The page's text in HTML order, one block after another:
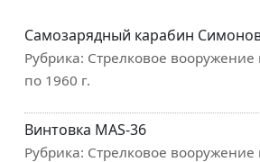
Самозарядный карабин
Рубрика: Стрелковое вооружение
по 1960 г.
Винтовка MAS-36
Рубрика: Стрелковое вооружение